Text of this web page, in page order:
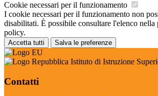
Cookie necessari per il funzionamento
I cookie necessari per il funzionamento non
disabilitati. È possibile consultare l'elenco nella
policy.
Accetta tutti Salva le preferenze
Istituto di Istruzione
Contatti